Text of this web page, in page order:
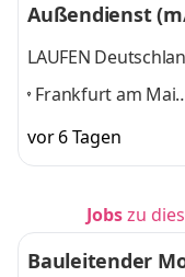
Außendienst
LAUFEN
Frankfurt am
Duisburg,
Darmstadt,
vor 6 Tagen
Jobszu
Bauleitender